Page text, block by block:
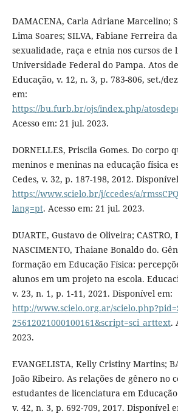
DAMACENA, Carla Adriane Marcelino;
Lima Soares; SILVA, Fabiane Ferreira
sexualidade, raça e etnia nos cursos de
Universidade Federal do Pampa. Atos
Educação, v. 12, n. 3, p. 783-806, set./
em:
https://bu.furb.br/ojs/index.php/
Acesso em: 21 jul. 2023.
DORNELLES, Priscila Gomes. Do corpo
meninos e meninas na educação física
Cedes, v. 32, p. 187-198, 2012.
https://www.scielo.br/j/ccedes/a/
lang=pt. Acesso em: 21 jul. 2023.
DUARTE, Gustavo de Oliveira; CASTRO,
NASCIMENTO, Thaiane Bonaldo do.
formação em Educação Física:
alunos em um projeto na escola.
v. 23, n. 1, p. 1-11, 2021. Disponível em:
http://www.scielo.org.ar/
25612021000100161&script=sci_arttext.
2023.
EVANGELISTA, Kelly Cristiny Martins;
João Ribeiro. As relações de gênero no
estudantes de licenciatura em
v. 42, n. 3, p. 692-709, 2017. Disponível